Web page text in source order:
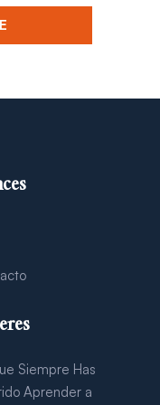
Siempre Has
Aprender a